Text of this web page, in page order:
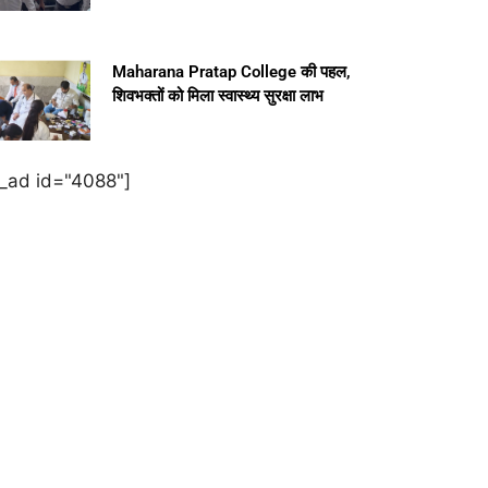
Maharana Pratap College की पहल,
शिवभक्तों को मिला स्वास्थ्य सुरक्षा लाभ
id="4088"]